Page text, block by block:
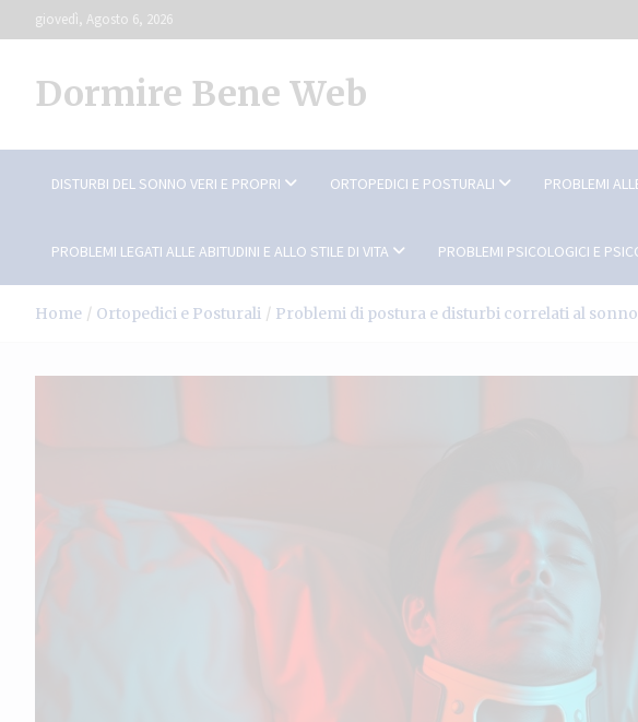
to
giovedì, Agosto 6, 2026
Dormire Bene Web
DISTURBI DEL SONNO VERI E PROPRI ORTOPEDICI E POSTURALI PROBLEMI
PROBLEMI LEGATI ALLE ABITUDINI E ALLO STILE DI VITA PROBLEMI PSICOLOGICI E
Home Ortopedici e Posturali Problemi di postura e disturbi correlati al sonno